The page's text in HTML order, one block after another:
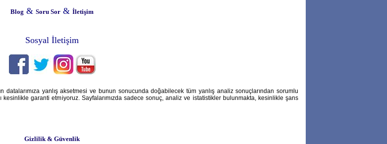
Blog & Soru Sor & İletişim
Sosyal İletişim
datalarımıza yanlış aksetmesi ve bunun sonucunda doğabilecek tüm yanlış analiz sonuçlarından sorumlu
kesinlikle garanti etmiyoruz. Sayfalarımızda sadece sonuç, analiz ve istatistikler bulunmakta, kesinlikle şans
Gizlilik & Güvenlik